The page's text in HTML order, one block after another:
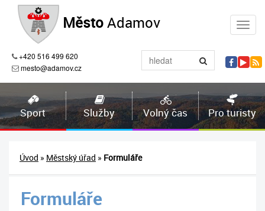
MěstoAdamov
+420 516 499 620
mesto@adamov.cz
Sport Služby Volný čas Pro turisty
Úvod » Městský úřad » Formuláře
Formuláře